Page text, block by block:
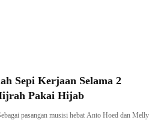
Sepi Kerjaan Selama 2
Pakai Hijab
pasangan musisi hebat Anto Hoed dan Melly